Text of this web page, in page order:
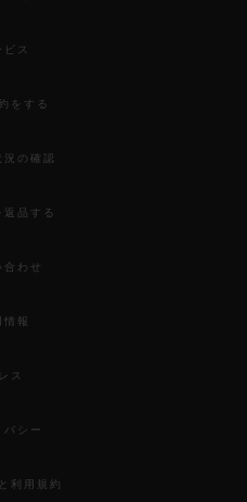
ビス
をする
況の確認
返品する
合わせ
情報
ス
バシー
利用規約